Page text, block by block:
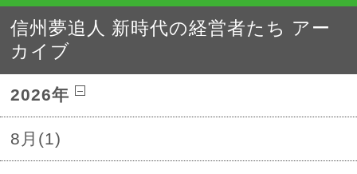
信州夢追人 新時代の経営者たち アー
カイブ
2026年
8月(1)